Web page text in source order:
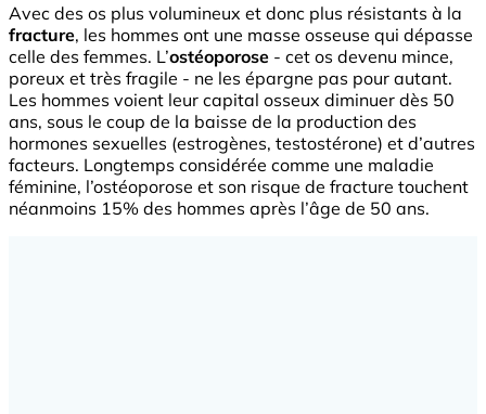
Avec des os plus volumineux et donc plus résistants à la
fracture, les hommes ont une masse osseuse qui dépasse
celle des femmes. L’ostéoporose - cet os devenu mince,
poreux et très fragile - ne les épargne pas pour autant.
Les hommes voient leur capital osseux diminuer dès 50
ans, sous le coup de la baisse de la production des
hormones sexuelles (estrogènes, testostérone) et d’autres
facteurs. Longtemps considérée comme une maladie
féminine, l’ostéoporose et son risque de fracture touchent
néanmoins 15% des hommes après l’âge de 50 ans.